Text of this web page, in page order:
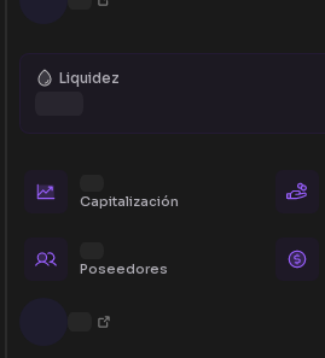
Liquidez
Capitalización
Poseedores